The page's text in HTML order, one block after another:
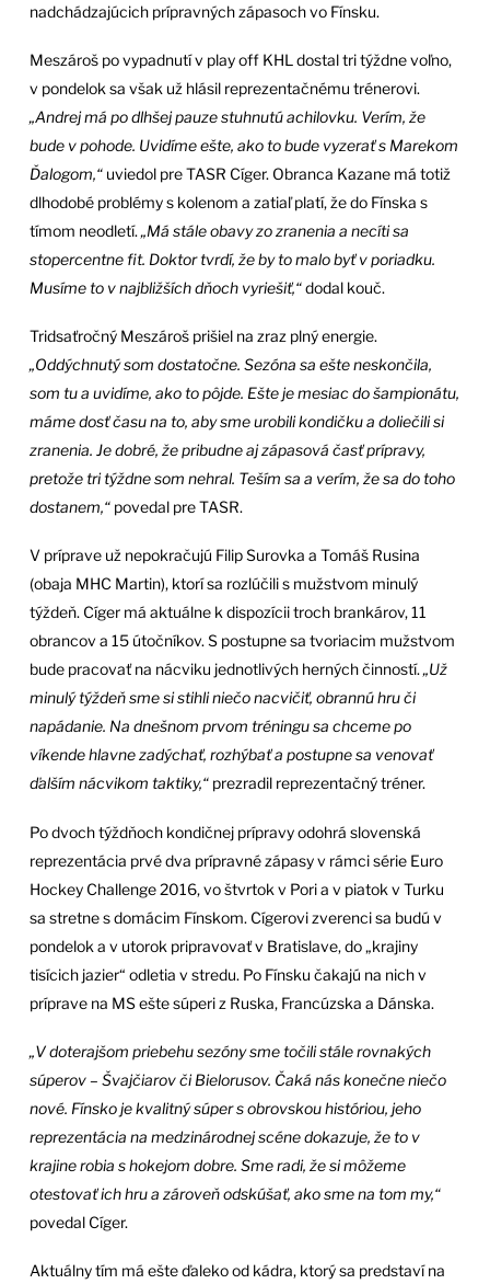
nadchádzajúcich prípravných zápasoch vo Fínsku.
Meszároš po vypadnutí v play off KHL dostal tri týždne voľno,
v pondelok sa však už hlásil reprezentačnému trénerovi.
„Andrej má po dlhšej pauze stuhnutú achilovku. Verím, že
bude v pohode. Uvidíme ešte, ako to bude vyzerať s Marekom
Ďalogom,“uviedol pre TASR Cíger. Obranca Kazane má totiž
dlhodobé problémy s kolenom a zatiaľ platí, že do Fínska s
tímom neodletí. „Má stále obavy zo zranenia a necíti sa
stopercentne fit. Doktor tvrdí, že by to malo byť v poriadku.
Musíme to v najbližších dňoch vyriešiť,“dodal kouč.
Tridsaťročný Meszároš prišiel na zraz plný energie.
„Oddýchnutý som dostatočne. Sezóna sa ešte neskončila,
som tu a uvidíme, ako to pôjde. Ešte je mesiac do šampionátu,
máme dosť času na to, aby sme urobili kondičku a doliečili si
zranenia. Je dobré, že pribudne aj zápasová časť prípravy,
pretože tri týždne som nehral. Teším sa a verím, že sa do toho
dostanem,“povedal pre TASR.
V príprave už nepokračujú Filip Surovka a Tomáš Rusina
(obaja MHC Martin), ktorí sa rozlúčili s mužstvom minulý
týždeň. Cíger má aktuálne k dispozícii troch brankárov, 11
obrancov a 15 útočníkov. S postupne sa tvoriacim mužstvom
bude pracovať na nácviku jednotlivých herných činností.„Už
minulý týždeň sme si stihli niečo nacvičiť, obrannú hru či
napádanie. Na dnešnom prvom tréningu sa chceme po
víkende hlavne zadýchať, rozhýbať a postupne sa venovať
ďalším nácvikom taktiky,“prezradil reprezentačný tréner.
Po dvoch týždňoch kondičnej prípravy odohrá slovenská
reprezentácia prvé dva prípravné zápasy v rámci série Euro
Hockey Challenge 2016, vo štvrtok v Pori a v piatok v Turku
sa stretne s domácim Fínskom. Cígerovi zverenci sa budú v
pondelok a v utorok pripravovať v Bratislave, do „krajiny
tisícich jazier“ odletia v stredu. Po Fínsku čakajú na nich v
príprave na MS ešte súperi z Ruska, Francúzska a Dánska.
„V doterajšom priebehu sezóny sme točili stále rovnakých
súperov – Švajčiarov či Bielorusov. Čaká nás konečne niečo
nové. Fínsko je kvalitný súper s obrovskou históriou, jeho
reprezentácia na medzinárodnej scéne dokazuje, že to v
krajine robia s hokejom dobre. Sme radi, že si môžeme
otestovať ich hru a zároveň odskúšať, ako sme na tom my,“
povedal Cíger.
Aktuálny tím má ešte ďaleko od kádra, ktorý sa predstaví na